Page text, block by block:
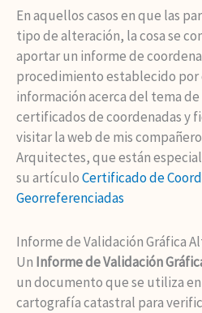
En aquellos casos en que las
tipo de alteración, la cosa se
aportar un informe de
procedimiento establecido por
información acerca del tema
certificados de coordenadas y
visitar la web de mis
Arquitectes, que están
su artículoCertificado de
Georreferenciadas
Informe de Validación Gráfica
Un Informe de Validación
un documento que se utiliza
cartografía catastral para